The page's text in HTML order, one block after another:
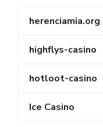
herenciamia.org
highflys-casino
hotloot-casino
Ice Casino